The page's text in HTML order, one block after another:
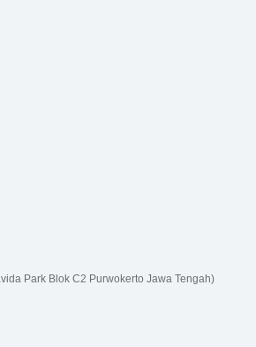
Park Blok C2 Purwokerto Jawa Tengah)